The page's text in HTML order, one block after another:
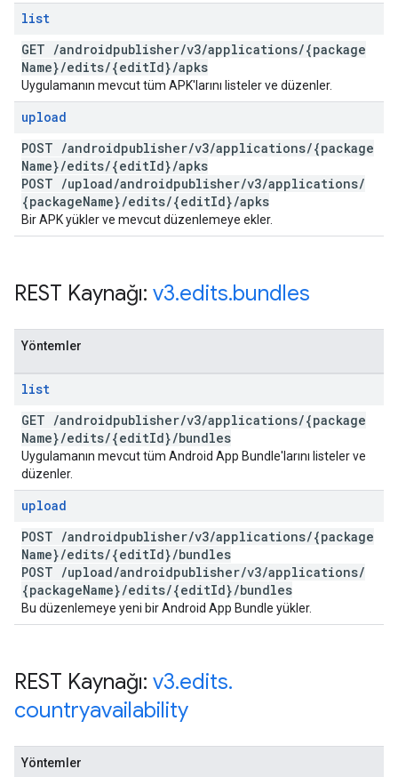
list
GET /androidpublisher/v3/applications/{package
Name}/edits/{editId}/apks
Uygulamanın mevcut tüm APK'larını listeler ve düzenler.
upload
POST /androidpublisher/v3/applications/{package
Name}/edits/{editId}/apks
POST /upload/androidpublisher/v3/applications/
{packageName}/edits/{editId}/apks
Bir APK yükler ve mevcut düzenlemeye ekler.
REST Kaynağı: v3.edits.bundles
Yöntemler
list
GET /androidpublisher/v3/applications/{package
Name}/edits/{editId}/bundles
Uygulamanın mevcut tüm Android App Bundle'larını listeler ve
düzenler.
upload
POST /androidpublisher/v3/applications/{package
Name}/edits/{editId}/bundles
POST /upload/androidpublisher/v3/applications/
{packageName}/edits/{editId}/bundles
Bu düzenlemeye yeni bir Android App Bundle yükler.
REST Kaynağı: v3.edits.
countryavailability
Yöntemler